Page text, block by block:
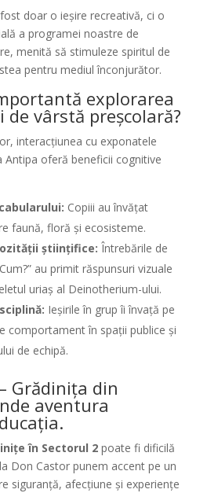
doar o ieșire recreativă, ci o
a programei noastre de
menită să stimuleze spiritul de
pentru mediul înconjurător.
explorarea
vârstă preșcolară?
interacțiunea cu exponatele
Antipa oferă beneficii cognitive
Copiii au învățat
faună, floră și ecosisteme.
științifice: Întrebările de
au primit răspunsuri vizuale
uriaș al Deinotherium-ului.
Ieșirile în grup îi învață pe
comportament în spații publice și
de echipă.
Grădinița din
aventura
în Sectorul 2poate fi dificilă
Don Castor punem accent pe un
siguranță, afecțiune și experiențe